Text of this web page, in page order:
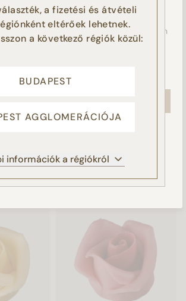
RÉSZLETEK
RÉSZLETEK
Marcipán virág
490 Ft RÉSZLETEK
a fizetési és átvételi
eltérőek lehetnek.
a következő régiók közül:
BUDAPEST
AGGLOMERÁCIÓJA
információk a régiókról
érdekében. Az „ELFOGADOM”
Ön hozzájárul a sütik használatához.
fogadja el a süti beállításokat, azzal Ön
a cookie-k beállításához, és a